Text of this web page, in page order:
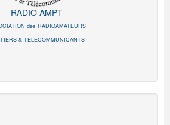
RADIO AMPT
des RADIOAMATEURS
& TELECOMMUNICANTS